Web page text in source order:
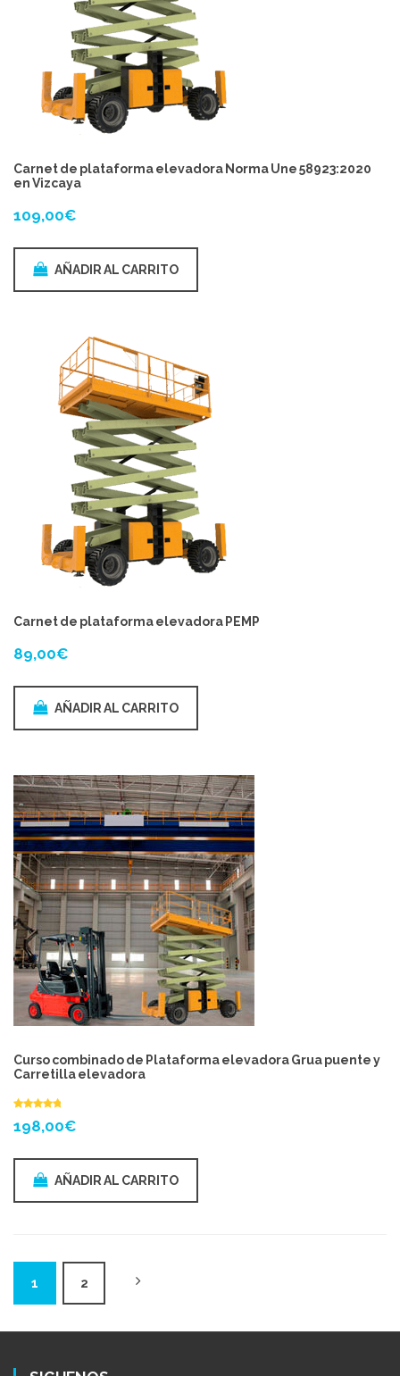
Carnet de plataforma elevadora Norma Une 58923:2020
en Vizcaya
109,00€
AÑADIR AL CARRITO
Carnet de plataforma elevadora PEMP
89,00€
AÑADIR AL CARRITO
Curso combinado de Plataforma elevadora Grua puente y
Carretilla elevadora
198,00€
AÑADIR AL CARRITO
1 2